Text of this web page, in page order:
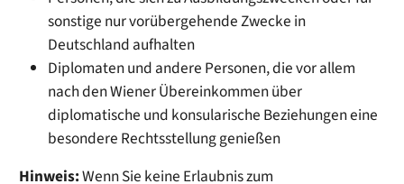
sonstige nur vorübergehende Zwecke in
Deutschland aufhalten
Diplomaten und andere Personen, die vor allem
nach den Wiener Übereinkommen über
diplomatische und konsularische Beziehungen eine
besondere Rechtsstellung genießen
Hinweis:Wenn Sie keine Erlaubnis zum